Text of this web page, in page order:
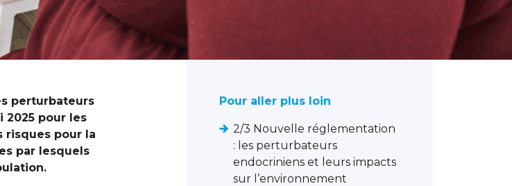
perturbateurs
2025 pour les
risques pour la
par lesquels
Pour aller plus loin
2/3 Nouvelle réglementation
: les perturbateurs
endocriniens et leurs impacts
sur l’environnement